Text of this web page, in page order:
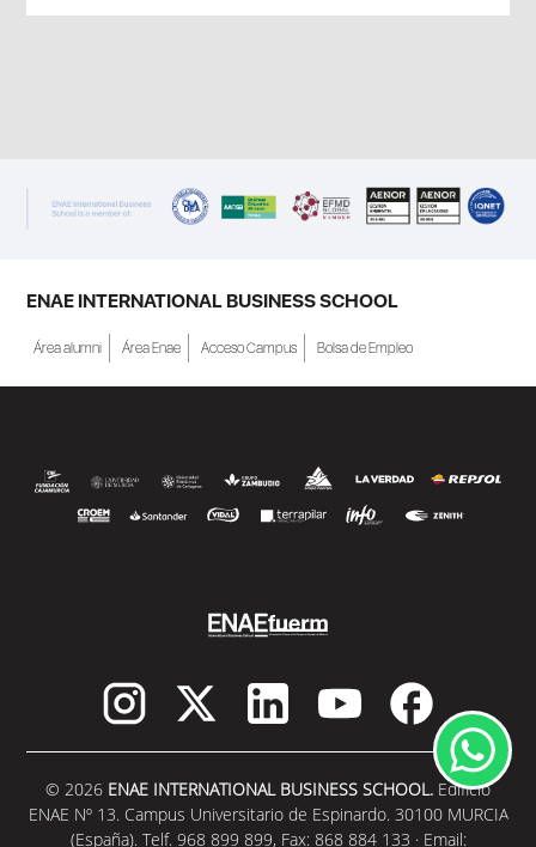
ENAE INTERNATIONAL BUSINESS SCHOOL
Área alumni Área Enae Acceso Campus Bolsa de Empleo
© 2026 ENAE INTERNATIONAL BUSINESS SCHOOL. Edificio
ENAE Nº 13. Campus Universitario de Espinardo. 30100 MURCIA
(España). Telf. 968 899 899, Fax: 868 884 133 · Email: